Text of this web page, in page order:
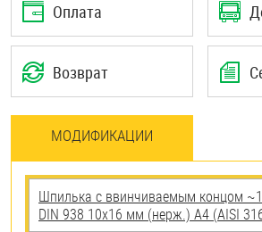
Оплата
Возврат
МОДИФИКАЦИИ
Шпилька c ввинчиваемым концом
DIN 938 10х16 мм (нерж.) A4 (AISI